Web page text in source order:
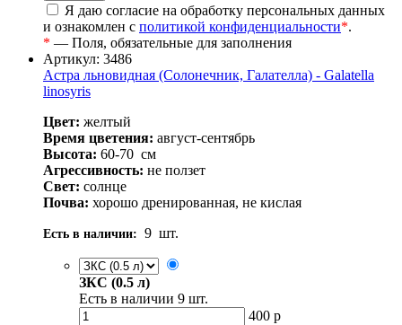
Я даю согласие на обработку персональных данных
и ознакомлен с политикой конфиденциальности*.
* — Поля, обязательные для заполнения
Артикул: 3486
Астра льновидная (Солонечник, Галателла) - Galatella
linosyris
Цвет: желтый
Время цветения: август-сентябрь
Высота: 60-70 см
Агрессивность: не ползет
Свет: солнце
Почва: хорошо дренированная, не кислая
Есть в наличии: 9 шт.
ЗКС (0.5 л)
Есть в наличии 9 шт.
400 р